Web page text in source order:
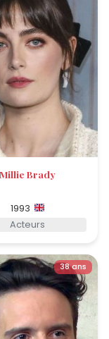
Millie Brady
1993
Acteurs
38 ans